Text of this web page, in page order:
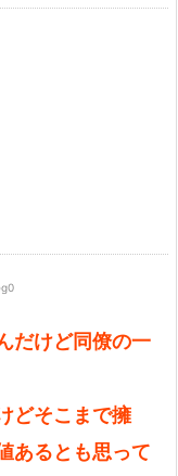
だけど同僚の一
どそこまで擁
あるとも思って